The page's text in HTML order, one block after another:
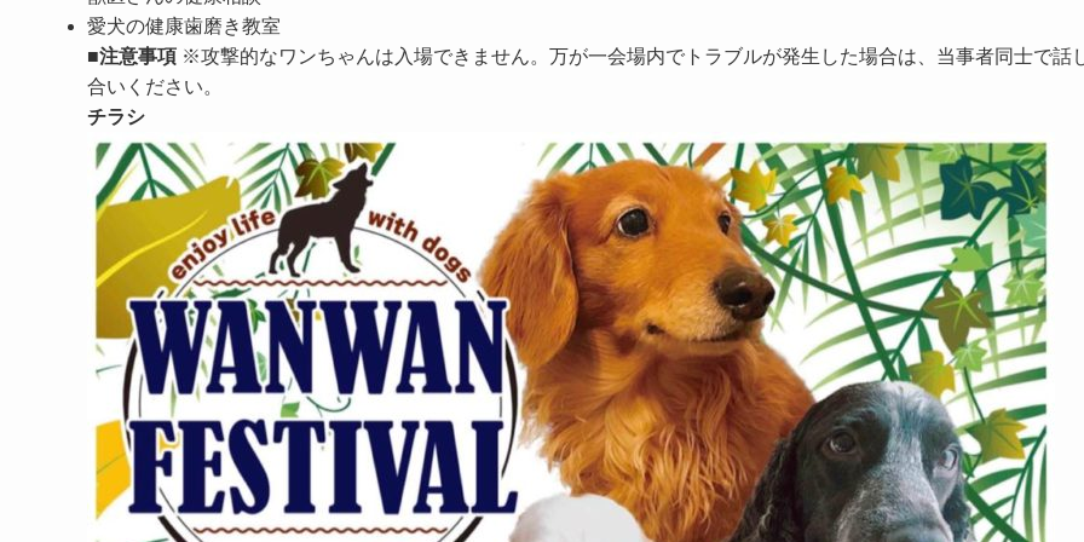
愛犬の健康歯磨き教室
■注意事項 ※攻撃的なワンちゃんは入場できません。万が一会場内でトラブルが発生した場合は、当事者同士で話
合いください。
チラシ